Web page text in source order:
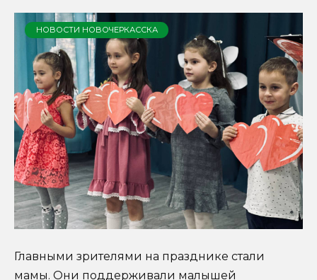
НОВОСТИ НОВОЧЕРКАССКА
Главными зрителями на празднике стали
мамы. Они поддерживали малышей